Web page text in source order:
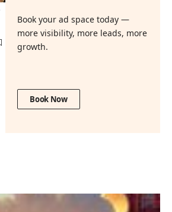
Book your ad space today —
more visibility, more leads, more
growth.
Book Now